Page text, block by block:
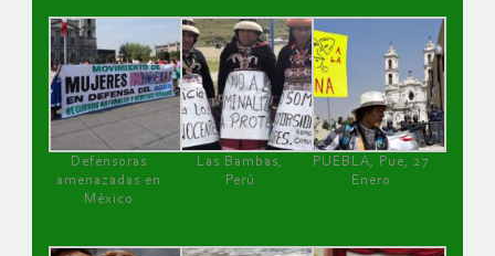
Defensoras
amenazadas en
México
Las Bambas,
Perú
PUEBLA, Pue, 27
Enero